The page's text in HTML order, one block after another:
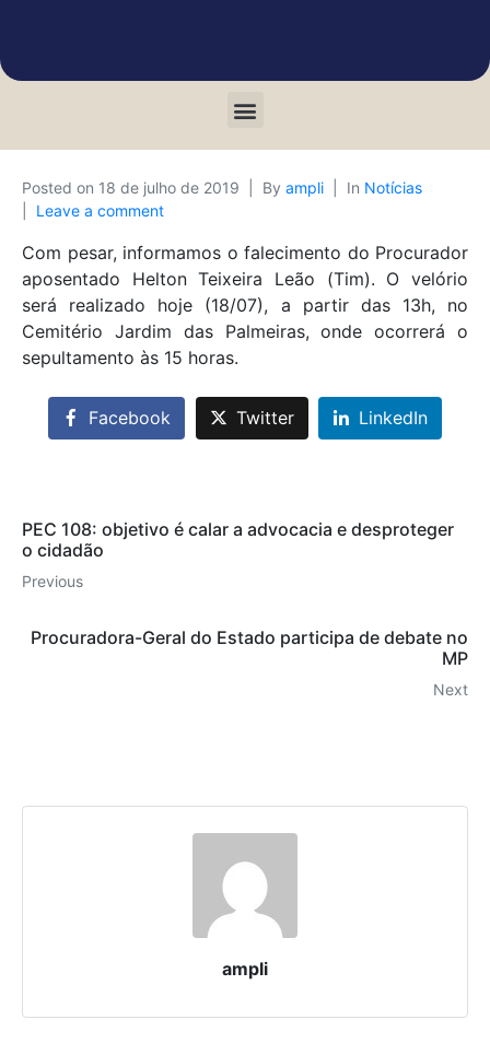
Posted on 18 de julho de 2019 By ampli In Notícias
Leave a comment
Com pesar, informamos o falecimento do Procurador
aposentado Helton Teixeira Leão (Tim). O velório
será realizado hoje (18/07), a partir das 13h, no
Cemitério Jardim das Palmeiras, onde ocorrerá o
sepultamento às 15 horas.
Facebook Twitter LinkedIn
PEC 108: objetivo é calar a advocacia e desproteger
o cidadão
Previous
Procuradora-Geral do Estado participa de debate no
MP
Next
ampli